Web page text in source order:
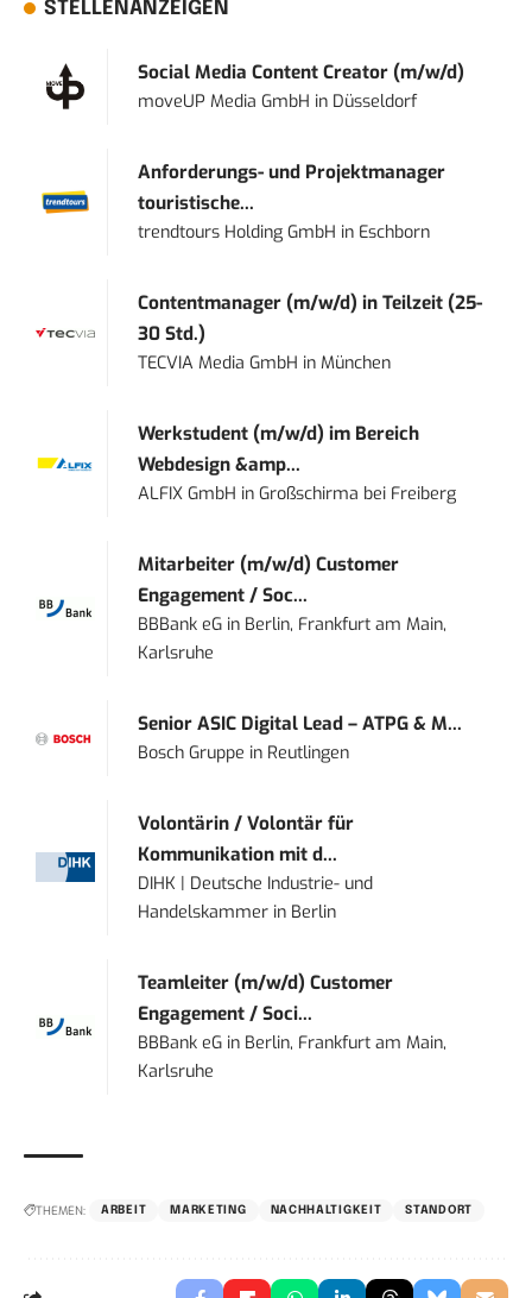
STELLENANZEIGEN
Social Media Content Creator (m/w/d)
moveUP Media GmbH in Düsseldorf
Anforderungs- und Projektmanager
touristische...
trendtours Holding GmbH in Eschborn
Contentmanager (m/w/d) in Teilzeit (25-
30 Std.)
TECVIA Media GmbH inMünchen
Werkstudent (m/w/d) im Bereich
Webdesign &amp...
ALFIX GmbH inGroßschirma bei Freiberg
Mitarbeiter (m/w/d) Customer
Engagement / Soc...
BBBank eG in Berlin, Frankfurt am Main,
Karlsruhe
Senior ASIC Digital Lead – ATPG & M...
Bosch Gruppe in Reutlingen
Volontärin / Volontär für
Kommunikation mit d...
DIHK | Deutsche Industrie- und
Handelskammer in Berlin
Teamleiter (m/w/d) Customer
Engagement / Soci...
BBBank eG in Berlin, Frankfurt am Main,
Karlsruhe
THEMEN: ARBEIT MARKETING NACHHALTIGKEIT STANDORT